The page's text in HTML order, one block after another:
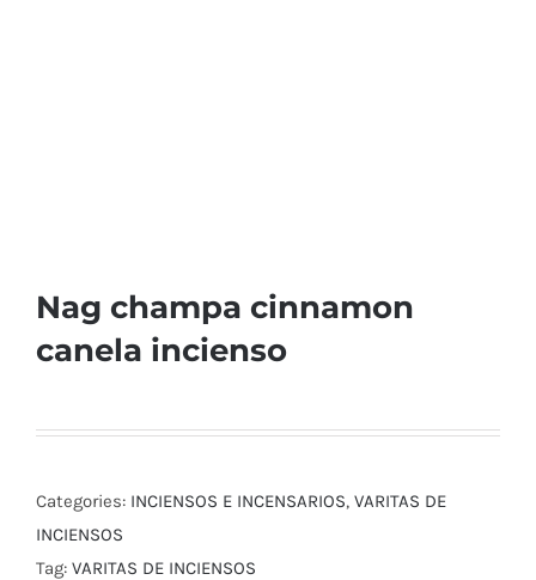
Nag champa cinnamon
canela incienso
Categories: INCIENSOS E INCENSARIOS, VARITAS DE
INCIENSOS
Tag: VARITAS DE INCIENSOS